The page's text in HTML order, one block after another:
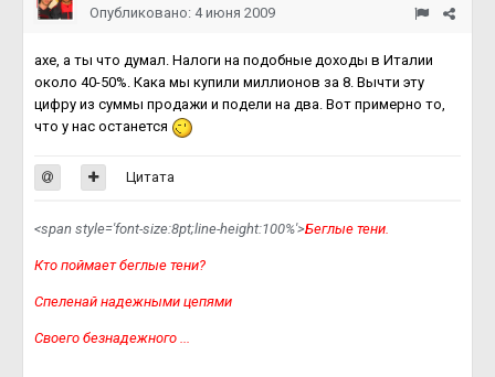
Опубликовано: 4 июня 2009
axe, а ты что думал. Налоги на подобные доходы в Италии
около 40-50%. Кака мы купили миллионов за 8. Вычти эту
цифру из суммы продажи и подели на два. Вот примерно то,
что у нас останется
Цитата
<span style='font-size:8pt;line-height:100%'>Беглые тени.
Кто поймает беглые тени?
Спеленай надежными цепями
Своего безнадежного ...